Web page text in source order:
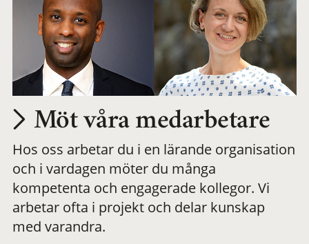
Möt våra medarbetare
Hos oss arbetar du i en lärande organisation
och i vardagen möter du många
kompetenta och engagerade kollegor. Vi
arbetar ofta i projekt och delar kunskap
med varandra.